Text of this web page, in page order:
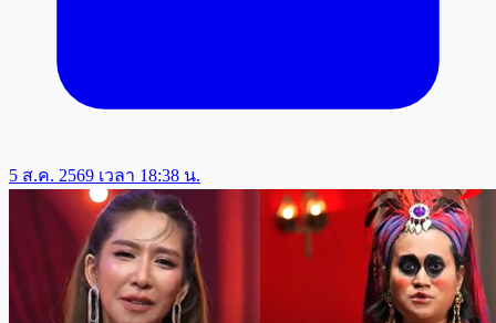
5 ส.ค. 2569 เวลา 18:38 น.